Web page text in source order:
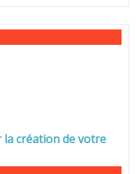
la création de votre